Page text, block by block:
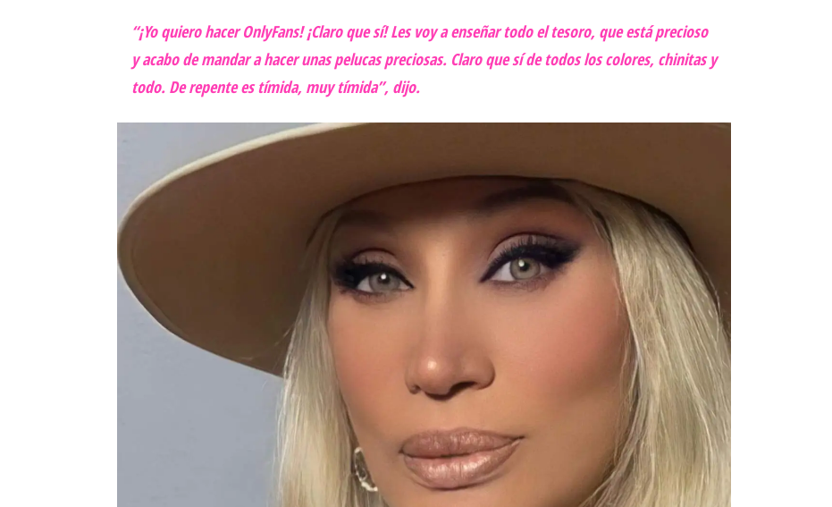
“¡Yo quiero hacer OnlyFans! ¡Claro que sí! Les voy a enseñar todo el tesoro, que está precioso
y acabo de mandar a hacer unas pelucas preciosas. Claro que sí de todos los colores, chinitas y
todo. De repente es tímida, muy tímida”, dijo.